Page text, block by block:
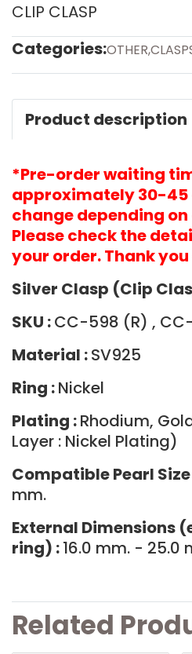
CLIP CLASP
Categories:OTHER,
Product description
*Pre-order waiting
approximately 30-
change depending
Please check the
your order. Thank you
Silver Clasp (Clip
SKU :CC-598 (R) ,
Material :SV925
Ring :Nickel
Plating :Rhodium,
Layer : Nickel Plating)
Compatible Pearl Size
mm.
External Dimensions
ring) :16.0 mm. - 25.0
Related